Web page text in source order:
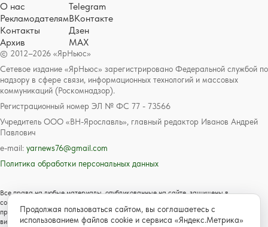
© 2012–2026 «ЯрНьюс»
Сетевое издание «ЯрНьюс» зарегистрировано Федеральной службой по
надзору в сфере связи, информационных технологий и массовых
коммуникаций (Роскомнадзор).
Регистрационный номер ЭЛ № ФС 77 - 73566
Учредитель ООО «ВН-Ярославль», главный редактор Иванов Андрей
Павлович
e-mail: yarnews76@gmail.com
Политика обработки персональных данных
Все права на любые материалы, опубликованные на сайте, защищены в
соответствии с российским и международным законодательством об авторском
праве и смежных правах. Любое использование текстовых, фото, аудио и
видеоматериалов возможно только с согласия правообладателя с обязательной
О нас
Рекламодателям
Контакты
Архив
Telegram
ВКонтакте
Дзен
MAX
Продолжая пользоваться сайтом, вы соглашаетесь с
использованием файлов cookie и сервиса «Яндекс.Метрика»